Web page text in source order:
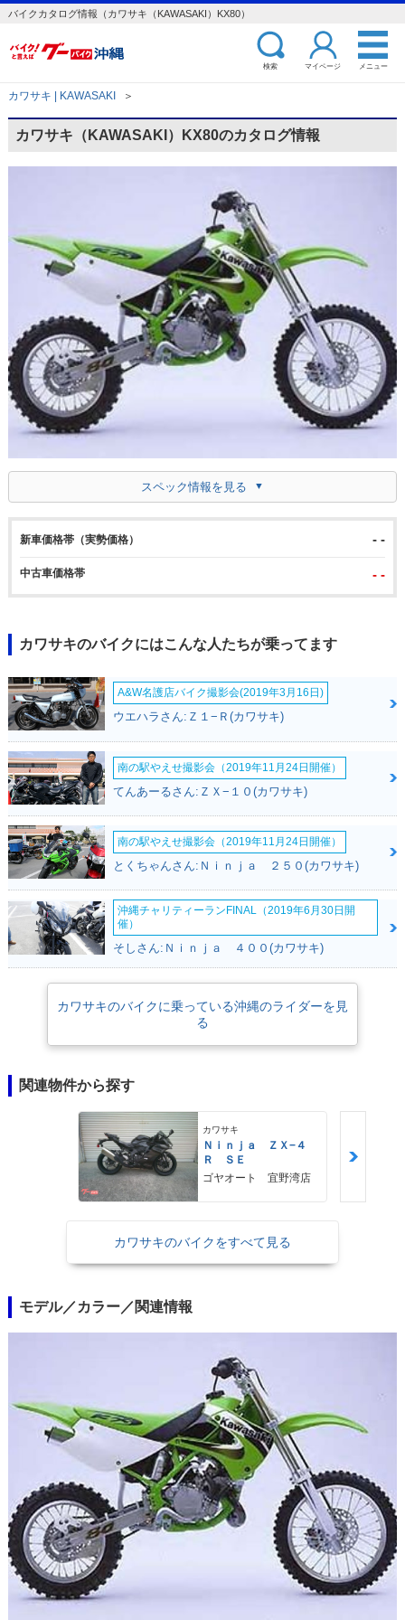
バイクカタログ情報（カワサキ（KAWASAKI）KX80）
検索 マイページ メニュー
カワサキ | KAWASAKI ＞
カワサキ（KAWASAKI）KX80のカタログ情報
スペック情報を見る
新車価格帯（実勢価格） - -
中古車価格帯 - -
カワサキのバイクにはこんな人たちが乗ってます
A&W名護店バイク撮影会(2019年3月16日)
ウエハラさん:Ｚ１−Ｒ(カワサキ)
南の駅やえせ撮影会（2019年11月24日開催）
てんあーるさん:ＺＸ−１０(カワサキ)
南の駅やえせ撮影会（2019年11月24日開催）
とくちゃんさん:Ｎｉｎｊａ ２５０(カワサキ)
沖縄チャリティーランFINAL（2019年6月30日開
催）
そしさん:Ｎｉｎｊａ ４００(カワサキ)
カワサキのバイクに乗っている沖縄のライダーを見
る
関連物件から探す
カワサキ
Ｎｉｎｊａ ＺＸ−４
Ｒ ＳＥ
ゴヤオート 宜野湾店
カワサキのバイクをすべて見る
モデル／カラー／関連情報